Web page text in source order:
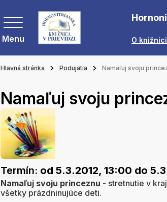
Menu O knižnici
Hlavná stránka Podujatia Namaľuj svoju
Namaľuj svoju
Termín: od 5.3.2012, 13:00 do
Namaľuj svoju princeznu - stretnutie v
všetky prázdninujúce deti.